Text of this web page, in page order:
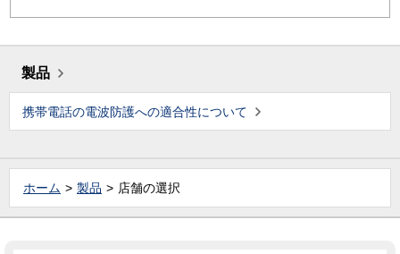
製品
携帯電話の電波防護への適合性について
ホーム 製品 店舗の選択